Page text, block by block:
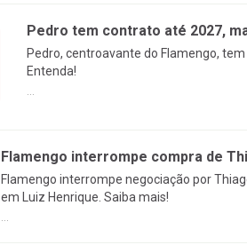
Pedro tem contrato até 2027,
Pedro, centroavante do Flamengo,
Entenda!
...
Flamengo interrompe compra de
Flamengo interrompe negociação por
em Luiz Henrique. Saiba mais!
...